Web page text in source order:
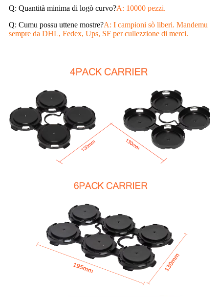
Q: Quantità minima di logò curvo?A: 10000 pezzi.
Q: Cumu possu uttene mostre?A: I campioni sò liberi. Mandemu
sempre da DHL, Fedex, Ups, SF per cullezzione di merci.